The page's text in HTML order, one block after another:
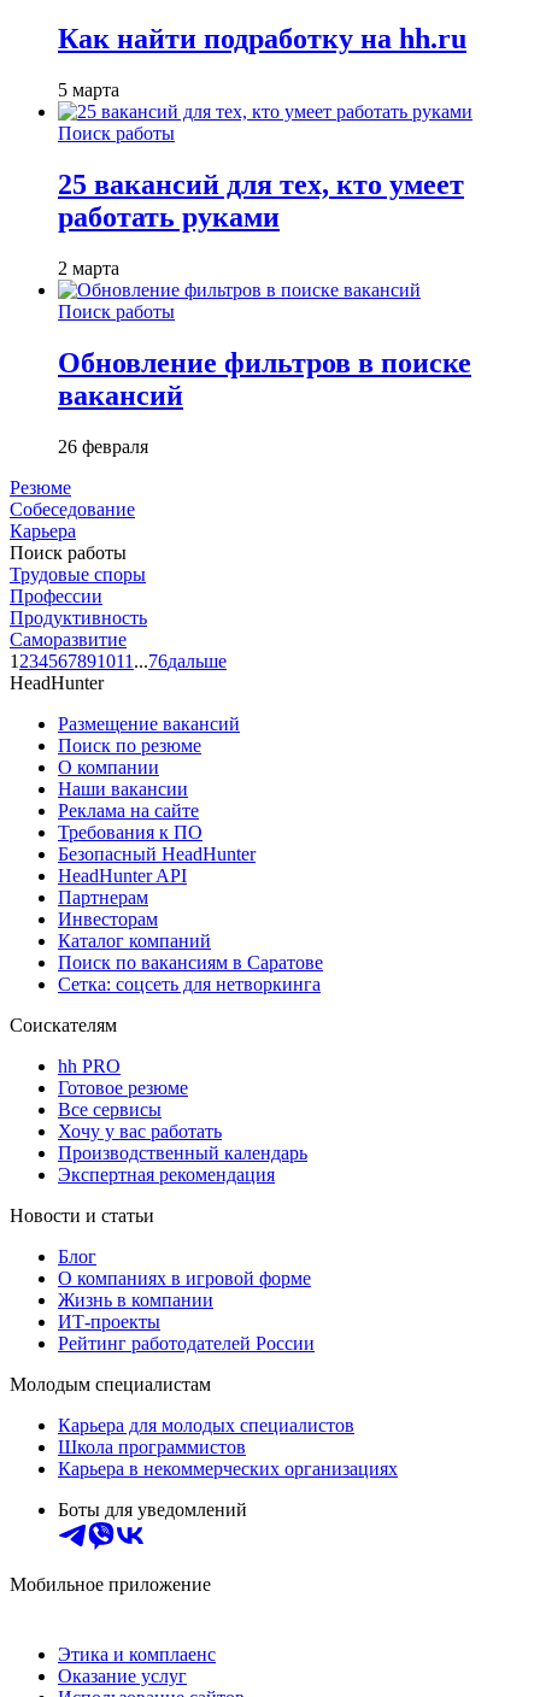
Как найти подработку на hh.ru
5 марта
Поиск работы
25 вакансий для тех, кто умеет
работать руками
2 марта
Поиск работы
Обновление фильтров в поиске
вакансий
26 февраля
Резюме
Собеседование
Карьера
Поиск работы
Трудовые споры
Профессии
Продуктивность
Саморазвитие
1 234567891011 ...76дальше
HeadHunter
Размещение вакансий
Поиск по резюме
О компании
Наши вакансии
Реклама на сайте
Требования к ПО
Безопасный HeadHunter
HeadHunter API
Партнерам
Инвесторам
Каталог компаний
Поиск по вакансиям в Саратове
Сетка: соцсеть для нетворкинга
Соискателям
hh PRO
Готовое резюме
Все сервисы
Хочу у вас работать
Производственный календарь
Экспертная рекомендация
Новости и статьи
Блог
О компаниях в игровой форме
Жизнь в компании
ИТ-проекты
Рейтинг работодателей России
Молодым специалистам
Карьера для молодых специалистов
Школа программистов
Карьера в некоммерческих организациях
Боты для уведомлений
Мобильное приложение
Этика и комплаенс
Оказание услуг